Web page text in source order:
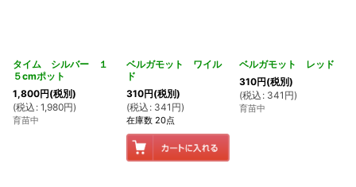
タイム シルバー １
５cmポット
1,800円(税別)
(税込 : 1,980円)
育苗中
ベルガモット ワイル
ド
310円(税別)
(税込 : 341 円)
在庫数 20点
ベルガモット レッド
310円(税別)
(税込 : 341 円)
育苗中